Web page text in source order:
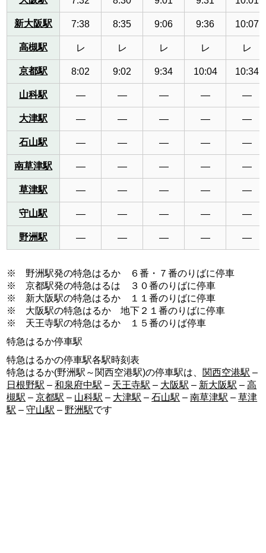
新大阪駅 7:38 8:35 9:06 9:36 10:07
高槻駅 レ レ レ レ レ
京都駅 8:02 9:02 9:34 10:04 10:34
山科駅 — — — — —
大津駅 — — — — —
石山駅 — — — — —
南草津駅 — — — — —
草津駅 — — — — —
守山駅 — — — — —
野洲駅 — — — — —
※ 野洲駅発の特急はるか ６番・７番のりばに停車
※ 京都駅発の特急はるは ３０番のりばに停車
※ 新大阪駅の特急はるか １１番のりばに停車
※ 大阪駅の特急はるか 地下２１番のりばに停車
※ 天王寺駅の特急はるか １５番のりば停車
特急はるか停車駅
特急はるかの停車駅各駅時刻表
特急はるか(野洲駅～関西空港駅)の停車駅は、 関西空港駅 –
日根野駅 –和泉府中駅 – 天王寺駅 – 大阪駅 – 新大阪駅 –高
槻駅 –京都駅 – 山科駅 – 大津駅 –石山駅 –南草津駅 –草津
駅 –守山駅 – 野洲駅です